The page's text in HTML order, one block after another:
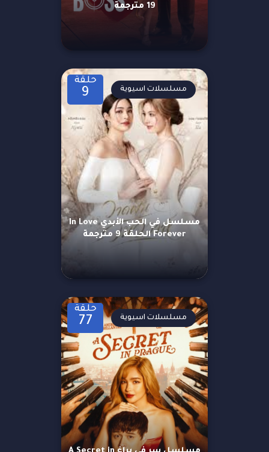
19 مترجمة
حلقة
9
مسلسل في الحب الأبدي In Love
Forever الحلقة 9 مترجمة
مسلسلات اسيوية
حلقة
77 مسلسلات اسيوية